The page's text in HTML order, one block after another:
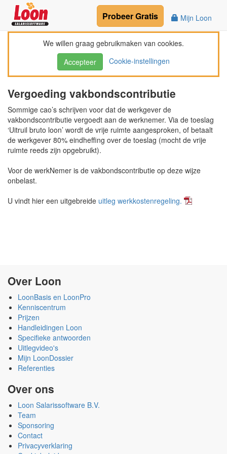
Mijn Loon
ProbeerGratis
We willen graag gebruikmaken van cookies.
Accepteer
Cookie-instellingen
Vergoeding vakbondscontributie
Sommige cao’s schrijven voor dat de werkgever de
vakbondscontributie vergoedt aan de werknemer. Via de toeslag
‘Uitruil bruto loon’ wordt de vrije ruimte aangesproken, of betaalt
de werkgever 80% eindheffing over de toeslag (mocht de vrije
ruimte reeds zijn opgebruikt).
Voor de werkNemer is de vakbondscontributie op deze wijze
onbelast.
U vindt hier een uitgebreide uitleg werkkostenregeling.
Over Loon
LoonBasis en LoonPro
Kenniscentrum
Prijzen
Handleidingen Loon
Specifieke antwoorden
Uitlegvideo's
Mijn LoonDossier
Referenties
Over ons
Loon Salarissoftware B.V.
Team
Sponsoring
Contact
Privacyverklaring